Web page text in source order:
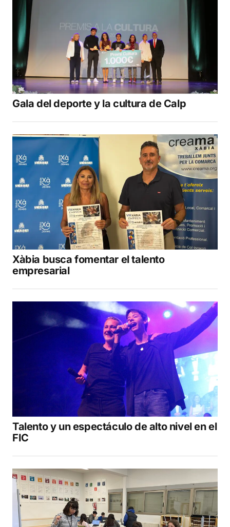
Gala del deporte y la cultura de Calp
Xàbia busca fomentar el talento
empresarial
Talento y un espectáculo de alto nivel en el
FIC